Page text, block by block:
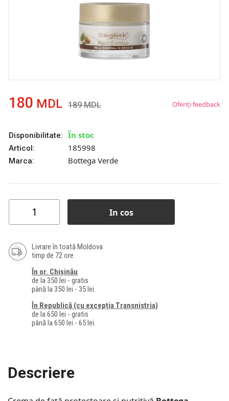
180 MDL 189MDL Oferiți feedback
Disponibilitate: În stoc
Articol: 185998
Marca: Bottega Verde
In cos
Livrare în toată Moldova
timp de 72 ore
În or. Chișinău
de la 350 lei - gratis
până la 350 lei - 35 lei.
În Republică (cu excepția Transnistria)
de la 650 lei - gratis
până la 650 lei - 65 lei.
Descriere